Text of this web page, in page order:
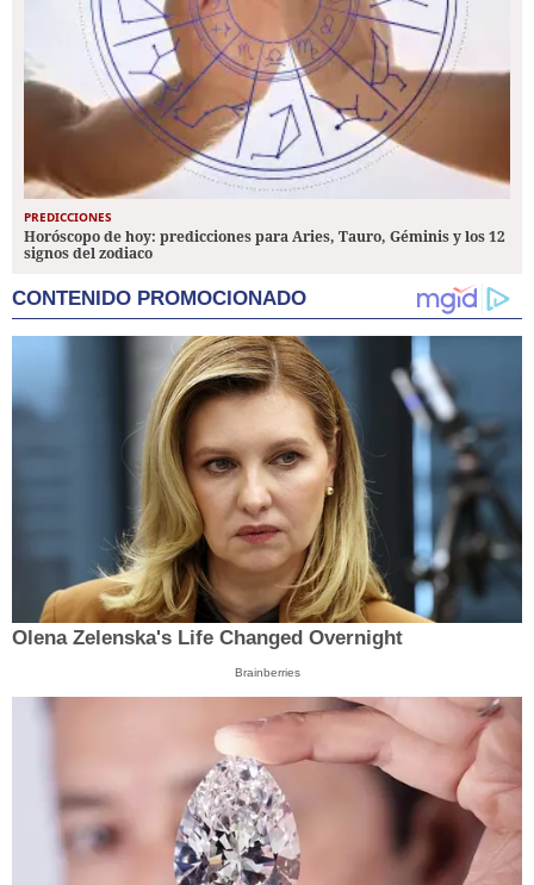
PREDICCIONES
Horóscopo de hoy: predicciones para Aries, Tauro, Géminis y los 12
signos del zodiaco
CONTENIDO PROMOCIONADO
Olena Zelenska's Life Changed Overnight
Brainberries